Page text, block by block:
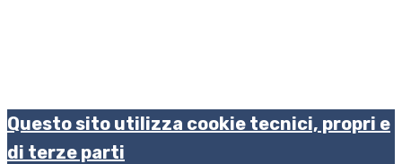
Questo sito utilizza cookie tecnici, propri e
di terze parti